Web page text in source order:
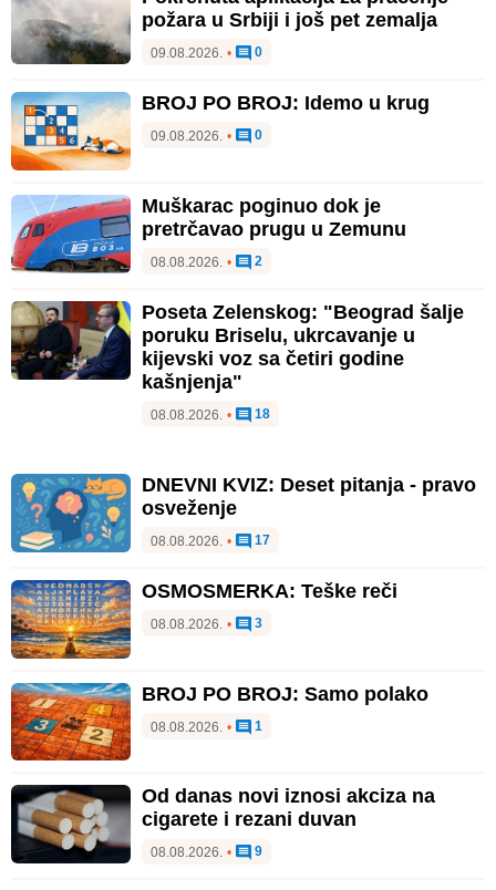
požara u Srbiji i još pet zemalja
09.08.2026. • 0
BROJ PO BROJ: Idemo u krug
09.08.2026. • 0
Muškarac poginuo dok je
pretrčavao prugu u Zemunu
08.08.2026. • 2
Poseta Zelenskog: "Beograd šalje
poruku Briselu, ukrcavanje u
kijevski voz sa četiri godine
kašnjenja"
08.08.2026. • 18
DNEVNI KVIZ: Deset pitanja - pravo
osveženje
08.08.2026. • 17
OSMOSMERKA: Teške reči
08.08.2026. • 3
BROJ PO BROJ: Samo polako
08.08.2026. • 1
Od danas novi iznosi akciza na
cigarete i rezani duvan
08.08.2026. • 9